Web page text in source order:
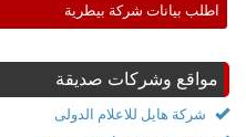
اطلب بيانات شركة بيطرية
مواقع وشركات صديقة
شركة هايل للاعلام الدولى